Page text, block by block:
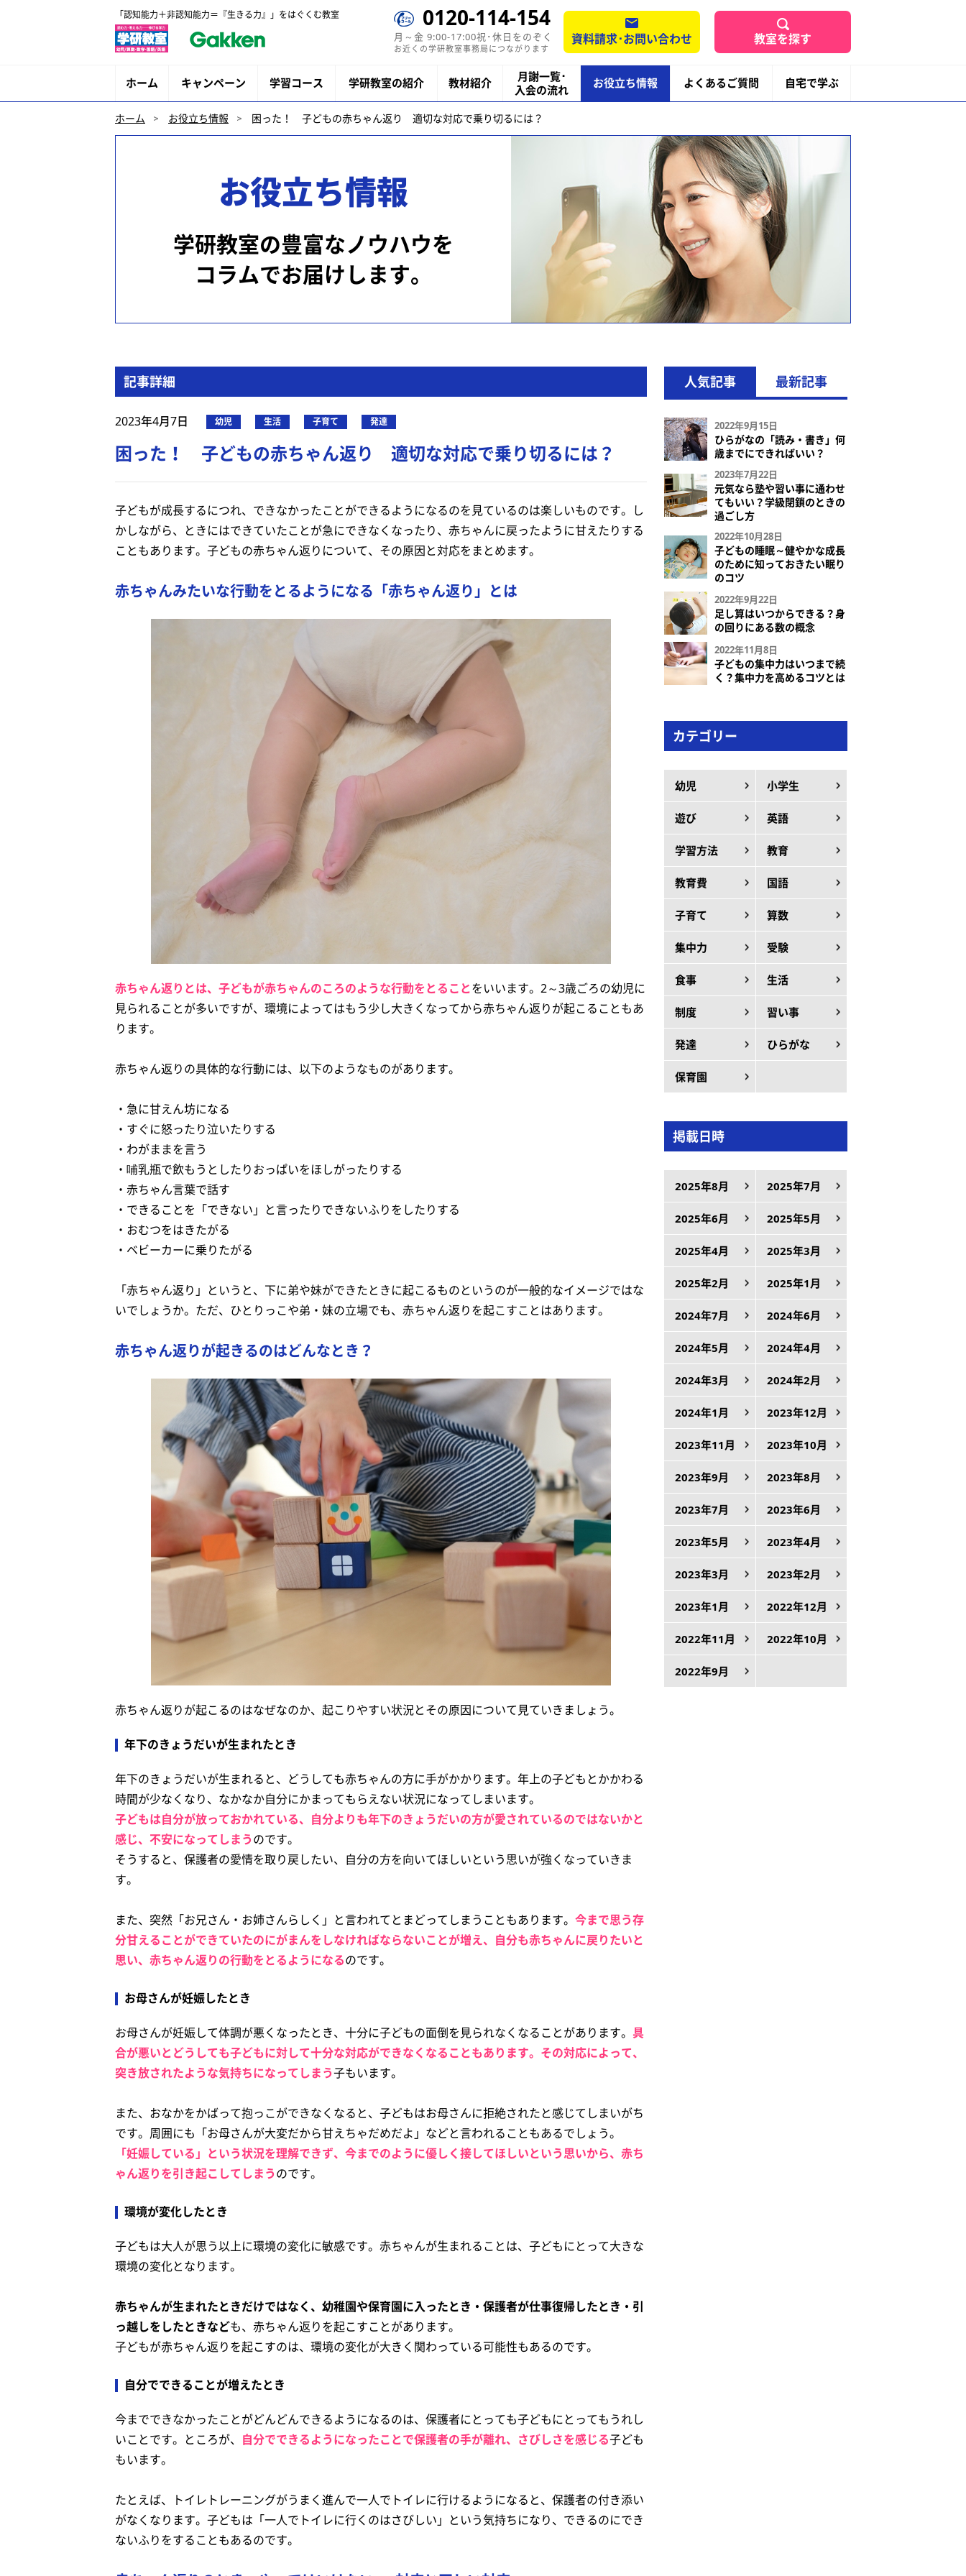
「認知能力＋非認知能力＝『生きる力』」をはぐくむ教室 0120-114-154
月～金 9:00-17:00祝･休日をのぞく
お近くの学研教室事務局につながります
資料請求･お問い合わせ 教室を探す
ホーム キャンペーン 学習コース 学研教室の紹介 教材紹介
月謝一覧･
入会の流れ
お役立ち情報 よくあるご質問 自宅で学ぶ
ホーム お役立ち情報 困った！ 子どもの赤ちゃん返り 適切な対応で乗り切るには？
お役立ち情報
学研教室の豊富なノウハウを
コラムでお届けします。
記事詳細
2023年4月7日 幼児 生活 子育て 発達
困った！ 子どもの赤ちゃん返り 適切な対応で乗り切るには？
子どもが成長するにつれ、できなかったことができるようになるのを見ているのは楽しいものです。し
かしながら、ときにはできていたことが急にできなくなったり、赤ちゃんに戻ったように甘えたりする
こともあります。子どもの赤ちゃん返りについて、その原因と対応をまとめます。
赤ちゃんみたいな行動をとるようになる「赤ちゃん返り」とは
赤ちゃん返りとは、子どもが赤ちゃんのころのような行動をとることをいいます。2～3歳ごろの幼児に
見られることが多いですが、環境によってはもう少し大きくなってから赤ちゃん返りが起こることもあ
ります。
赤ちゃん返りの具体的な行動には、以下のようなものがあります。
・急に甘えん坊になる
・すぐに怒ったり泣いたりする
・わがままを言う
・哺乳瓶で飲もうとしたりおっぱいをほしがったりする
・赤ちゃん言葉で話す
・できることを「できない」と言ったりできないふりをしたりする
・おむつをはきたがる
・ベビーカーに乗りたがる
「赤ちゃん返り」というと、下に弟や妹ができたときに起こるものというのが一般的なイメージではな
いでしょうか。ただ、ひとりっこや弟・妹の立場でも、赤ちゃん返りを起こすことはあります。
赤ちゃん返りが起きるのはどんなとき？
赤ちゃん返りが起こるのはなぜなのか、起こりやすい状況とその原因について見ていきましょう。
年下のきょうだいが生まれたとき
年下のきょうだいが生まれると、どうしても赤ちゃんの方に手がかかります。年上の子どもとかかわる
時間が少なくなり、なかなか自分にかまってもらえない状況になってしまいます。
子どもは自分が放っておかれている、自分よりも年下のきょうだいの方が愛されているのではないかと
感じ、不安になってしまうのです。
そうすると、保護者の愛情を取り戻したい、自分の方を向いてほしいという思いが強くなっていきま
す。
また、突然「お兄さん・お姉さんらしく」と言われてとまどってしまうこともあります。 今まで思う存
分甘えることができていたのにがまんをしなければならないことが増え、自分も赤ちゃんに戻りたいと
思い、赤ちゃん返りの行動をとるようになるのです。
お母さんが妊娠したとき
お母さんが妊娠して体調が悪くなったとき、十分に子どもの面倒を見られなくなることがあります。 具
合が悪いとどうしても子どもに対して十分な対応ができなくなることもあります。その対応によって、
突き放されたような気持ちになってしまう子もいます。
また、おなかをかばって抱っこができなくなると、子どもはお母さんに拒絶されたと感じてしまいがち
です。周囲にも「お母さんが大変だから甘えちゃだめだよ」などと言われることもあるでしょう。
「妊娠している」という状況を理解できず、今までのように優しく接してほしいという思いから、赤ち
ゃん返りを引き起こしてしまうのです。
環境が変化したとき
子どもは大人が思う以上に環境の変化に敏感です。赤ちゃんが生まれることは、子どもにとって大きな
環境の変化となります。
赤ちゃんが生まれたときだけではなく、幼稚園や保育園に入ったとき・保護者が仕事復帰したとき・引
っ越しをしたときなども、赤ちゃん返りを起こすことがあります。
子どもが赤ちゃん返りを起こすのは、環境の変化が大きく関わっている可能性もあるのです。
自分でできることが増えたとき
今までできなかったことがどんどんできるようになるのは、保護者にとっても子どもにとってもうれし
いことです。ところが、 自分でできるようになったことで保護者の手が離れ、さびしさを感じる子ども
もいます。
たとえば、トイレトレーニングがうまく進んで一人でトイレに行けるようになると、保護者の付き添い
がなくなります。子どもは「一人でトイレに行くのはさびしい」という気持ちになり、できるのにでき
ないふりをすることもあるのです。
人気記事
2022年9月15日
ひらがなの「読み・書き」何
歳までにできればいい？
2023年7月22日
元気なら塾や習い事に通わせ
てもいい？学級閉鎖のときの
過ごし方
2022年10月28日
子どもの睡眠～健やかな成長
のために知っておきたい眠り
のコツ
2022年9月22日
足し算はいつからできる？身
の回りにある数の概念
2022年11月8日
子どもの集中力はいつまで続
く？集中力を高めるコツとは
最新記事
カテゴリー
幼児 小学生
遊び 英語
学習方法 教育
教育費 国語
子育て 算数
集中力 受験
食事 生活
制度 習い事
発達 ひらがな
保育園
掲載日時
2025年8月 2025年7月
2025年6月 2025年5月
2025年4月 2025年3月
2025年2月 2025年1月
2024年7月 2024年6月
2024年5月 2024年4月
2024年3月 2024年2月
2024年1月 2023年12月
2023年11月 2023年10月
2023年9月 2023年8月
2023年7月 2023年6月
2023年5月 2023年4月
2023年3月 2023年2月
2023年1月 2022年12月
2022年11月 2022年10月
2022年9月